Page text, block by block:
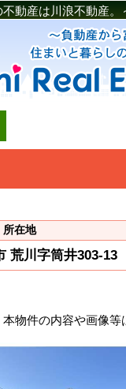
不動産は川浪不動産
所在地
荒川字筒井303-13
本物件の内容や画像等